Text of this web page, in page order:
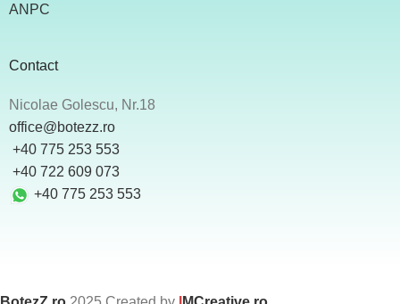
ANPC
Contact
Nicolae Golescu, Nr.18
office@botezz.ro
+40 775 253 553
‪ +40 722 609 073
+40 775 253 553